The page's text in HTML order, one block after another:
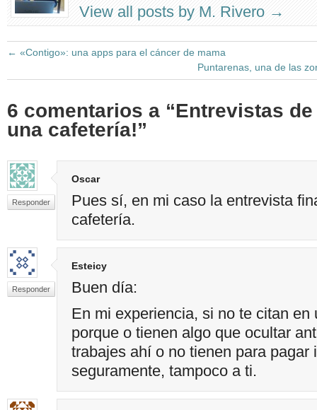
View all posts by M. Rivero →
← «Contigo»: una apps para el cáncer de mama
Puntarenas, una de las
6 comentarios a “Entrevistas
una cafetería!”
Responder
Oscar
Pues sí, en mi caso la entrevista
cafetería.
Responder
Esteicy
Buen día:
En mi experiencia, si no te citan en
porque o tienen algo que ocultar
trabajes ahí o no tienen para pagar
seguramente, tampoco a ti.